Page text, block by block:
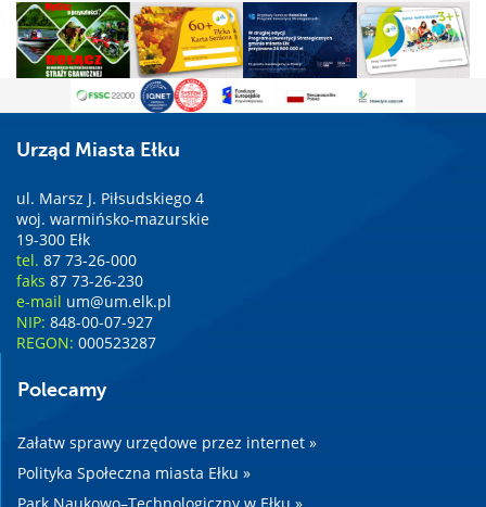
Urząd Miasta Ełku
ul. Marsz J. Piłsudskiego 4
woj. warmińsko-mazurskie
19-300 Ełk
tel. 87 73-26-000
faks 87 73-26-230
e-mail um@um.elk.pl
NIP: 848-00-07-927
REGON: 000523287
Polecamy
Załatw sprawy urzędowe przez internet »
Polityka Społeczna miasta Ełku »
Park Naukowo–Technologiczny w Ełku »